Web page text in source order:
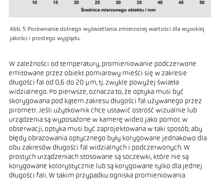
Abb. 5 Porównanie dolnego wyświetlania zmierzonej wartości dla wysokiej
jakości i prostego wyglądu.
W zależności od temperatury, promieniowanie podczerwone
emitowane przez obiekt pomiarowy mieści się w zakresie
długości fal od 0,6 do 20 µm, tj. zwykle powyżej światła
widzialnego. Po pierwsze, oznacza to, że optyka musi być
skorygowana pod kątem zakresu długości fal używanego przez
pirometr. Jeśli użytkownik chce ustawić ostrość wizualnie lub
urządzenia są wyposażone w kamerę wideo jako pomoc w
obserwacji, optyka musi być zaprojektowana w taki sposób, aby
błędy obrazowania optycznego były korygowane jednakowo dla
obu zakresów długości fal widzialnych i podczerwonych. W
prostych urządzeniach stosowane są soczewki, które nie są
korygowane kolorystycznie lub są korygowane tylko dla jednej
długości fali. W takim przypadku ogniska promieniowania